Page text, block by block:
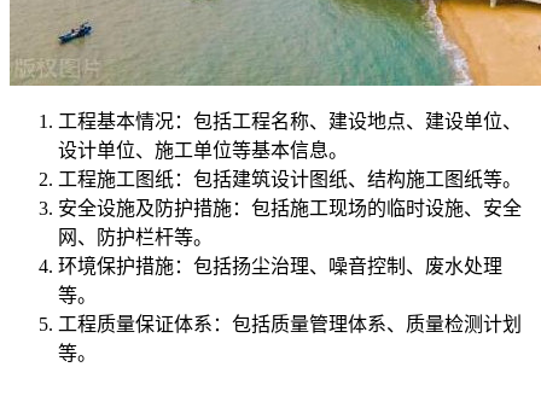
工程基本情况：包括工程名称、建设地点、建设单位、
设计单位、施工单位等基本信息。
工程施工图纸：包括建筑设计图纸、结构施工图纸等。
安全设施及防护措施：包括施工现场的临时设施、安全
网、防护栏杆等。
环境保护措施：包括扬尘治理、噪音控制、废水处理
等。
工程质量保证体系：包括质量管理体系、质量检测计划
等。